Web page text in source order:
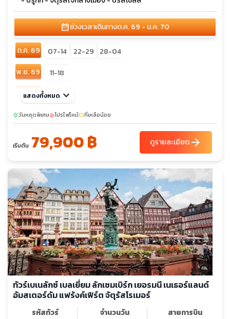
calendar_monthช่วงเวลาเดินทางต.ค. 69 - ม.ค. 70
ต.ค. 69 07-14 22-29
28-04
พ.ย. 69
11-18
ธ.ค. 69
27-03
แสดงทั้งหมด keyboard_arrow_down
sunnyวันหยุดพิเศษlocal_fire_departmentโปรไฟไหม้confirmation_numberที่เหลือน้อย
เริ่มต้น 79,900 ฿ ดูรายละเอียดarrow_forward
ทัวร์เบเนลักซ์ เบลเยี่ยม ลักเซมเบิร์ก เยอรมนี เนเธอร์แลนด์
อัมสเตอร์ดัม แฟร้งค์เฟิร์ต จัตุรัสโรเมอร์
รหัสทัวร์
จำนวนวัน
สายการบิน